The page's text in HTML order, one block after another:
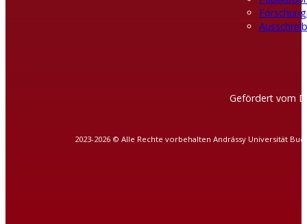
Gefördert vom
2023-2026 © Alle Rechte vorbehalten Andrássy Universität